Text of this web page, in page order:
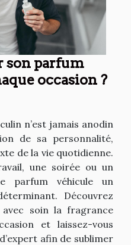
son parfum
occasion ?
n’est jamais anodin
de sa personnalité,
de la vie quotidienne.
une soirée ou un
parfum véhicule un
Découvrez
soin la fragrance
et laissez-vous
afin de sublimer